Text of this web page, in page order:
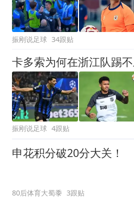
振刚说足球 34跟贴
振刚说足球 4跟贴
申花积分破20分大关！
80后体育大蜀黍 3跟贴